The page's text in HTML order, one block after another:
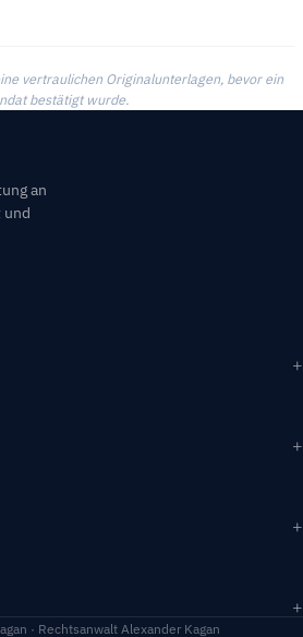
vertraulichen Originalunterlagen, bevor ein
bestätigt wurde.
an
und
· Rechtsanwalt Alexander Kagan